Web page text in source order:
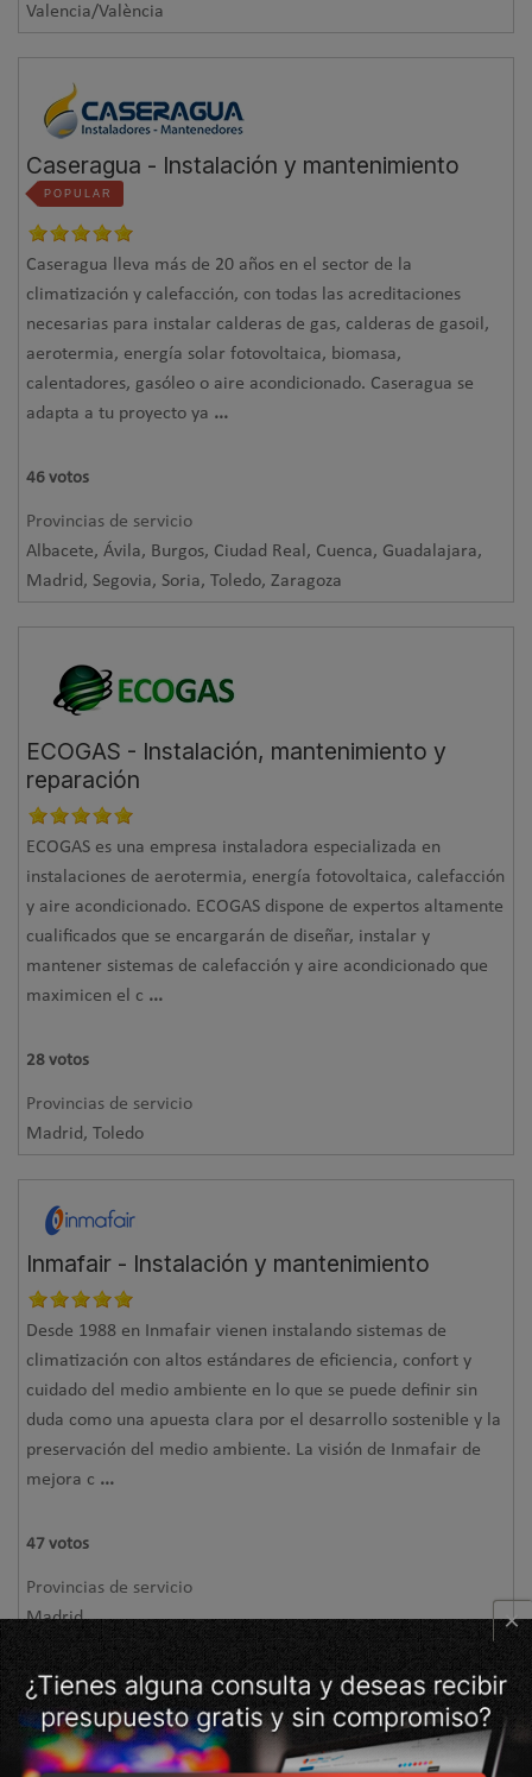
Valencia/València
Caseragua - Instalación y mantenimiento
POPULAR
Caseragua lleva más de 20 años en el sector de la
climatización y calefacción, con todas las acreditaciones
necesarias para instalar calderas de gas, calderas de gasoil,
aerotermia, energía solar fotovoltaica, biomasa,
calentadores, gasóleo o aire acondicionado. Caseragua se
adapta a tu proyecto ya ...
46 votos
Provincias de servicio
Albacete, Ávila, Burgos, Ciudad Real, Cuenca, Guadalajara,
Madrid, Segovia, Soria, Toledo, Zaragoza
ECOGAS - Instalación, mantenimiento y
reparación
ECOGAS es una empresa instaladora especializada en
instalaciones de aerotermia, energía fotovoltaica, calefacción
y aire acondicionado. ECOGAS dispone de expertos altamente
cualificados que se encargarán de diseñar, instalar y
mantener sistemas de calefacción y aire acondicionado que
maximicen el c ...
28 votos
Provincias de servicio
Madrid, Toledo
Inmafair - Instalación y mantenimiento
Desde 1988 en Inmafair vienen instalando sistemas de
climatización con altos estándares de eficiencia, confort y
cuidado del medio ambiente en lo que se puede definir sin
duda como una apuesta clara por el desarrollo sostenible y la
preservación del medio ambiente. La visión de Inmafair de
mejora c ...
47 votos
Provincias de servicio
Madrid
×